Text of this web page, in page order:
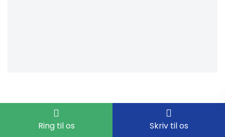
Ring til os Skriv til os